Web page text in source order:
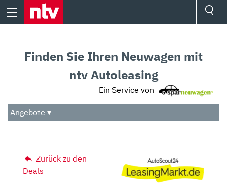
Skip
Audio
Das Beste
Finden Sie Ihren Neuwagen mit
ntv Autoleasing
Ein Service von
Angebote ▾
Zurück zu den
Deals